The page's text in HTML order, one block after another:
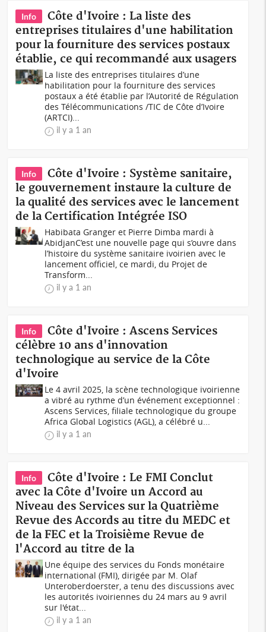
Info
Côte d'Ivoire : La liste des
entreprises titulaires d'une habilitation
pour la fourniture des services postaux
établie, ce qui recommandé aux usagers
La liste des entreprises titulaires d’une
habilitation pour la fourniture des services
postaux a été établie par l’Autorité de Régulation
des Télécommunications /TIC de Côte d’Ivoire
(ARTCI)...
il y a 1 an
Info
Côte d'Ivoire : Système sanitaire,
le gouvernement instaure la culture de
la qualité des services avec le lancement
de la Certification Intégrée ISO
Habibata Granger et Pierre Dimba mardi à
AbidjanC’est une nouvelle page qui s’ouvre dans
l’histoire du système sanitaire ivoirien avec le
lancement officiel, ce mardi, du Projet de
Transform...
il y a 1 an
Info
Côte d'Ivoire : Ascens Services
célèbre 10 ans d'innovation
technologique au service de la Côte
d'Ivoire
Le 4 avril 2025, la scène technologique ivoirienne
a vibré au rythme d’un événement exceptionnel :
Ascens Services, filiale technologique du groupe
Africa Global Logistics (AGL), a célébré u...
il y a 1 an
Info
Côte d'Ivoire : Le FMI Conclut
avec la Côte d'Ivoire un Accord au
Niveau des Services sur la Quatrième
Revue des Accords au titre du MEDC et
de la FEC et la Troisième Revue de
l'Accord au titre de la
Une équipe des services du Fonds monétaire
international (FMI), dirigée par M. Olaf
Unteroberdoerster, a tenu des discussions avec
les autorités ivoiriennes du 24 mars au 9 avril
sur l'état...
il y a 1 an